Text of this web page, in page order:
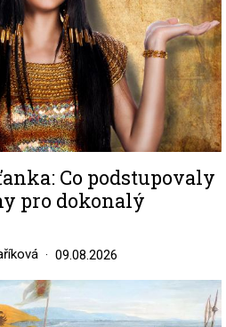
Co podstupovaly
pro dokonalý
09.08.2026